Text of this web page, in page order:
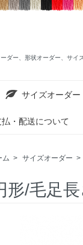
ダー、形状オーダー、サイ
サイズオーダー
払・配送について
ム > サイズオーダー >
形/毛足